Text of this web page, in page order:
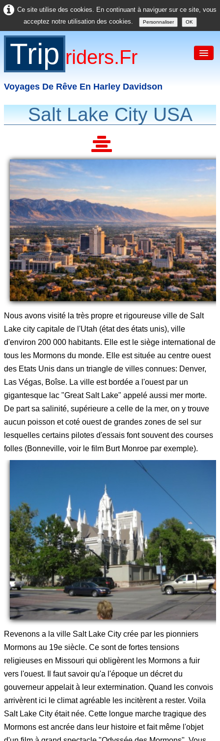
Ce site utilise des cookies. En continuant à naviguer sur ce site, vous
acceptez notre utilisation des cookies.
Personnaliser OK
Trip Riders.fr
Voyages De Rêve En Harley Davidson
Accueil
USA
Asie
Divers
Salt Lake City USA
Nous avons visité la très propre et rigoureuse ville de Salt
Lake city capitale de l'Utah (état des états unis), ville
d'environ 200 000 habitants. Elle est le siège international de
tous les Mormons du monde. Elle est située au centre ouest
des Etats Unis dans un triangle de villes connues: Denver,
Las Végas, Boîse. La ville est bordée a l'ouest par un
gigantesque lac "Great Salt Lake" appelé aussi mer morte.
De part sa salinité, supérieure a celle de la mer, on y trouve
aucun poisson et coté ouest de grandes zones de sel sur
lesquelles certains pilotes d'essais font souvent des courses
folles (Bonneville, voir le film Burt Monroe par exemple).
Revenons a la ville Salt Lake City crée par les pionniers
Mormons au 19e siècle. Ce sont de fortes tensions
religieuses en Missouri qui obligèrent les Mormons a fuir
vers l'ouest. Il faut savoir qu'a l'époque un décret du
gouverneur appelait à leur extermination. Quand les convois
arrivèrent ici le climat agréable les incitèrent a rester. Voila
Salt Lake City était née. Cette longue marche tragique des
Mormons est ancrée dans leur histoire et fait même l'objet